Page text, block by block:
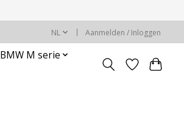
NL Aanmelden / Inloggen
BMW M serie